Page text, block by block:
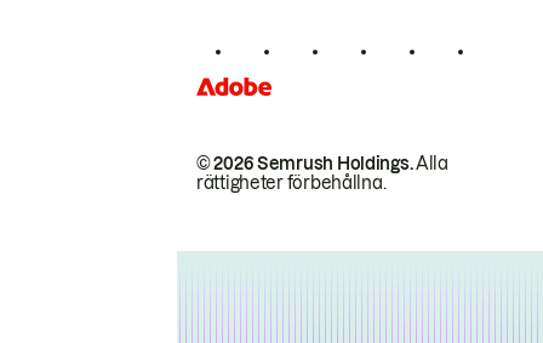
© 2026 Semrush Holdings.Alla
rättigheter förbehållna.